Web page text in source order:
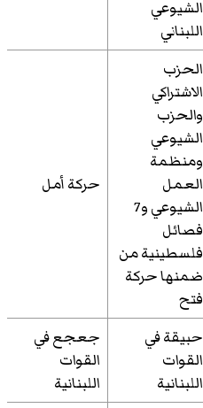
الشيوعي
اللبناني
الحزب
الاشتراكي
والحزب
الشيوعي
ومنظمة
العمل
الشيوعي و7
فصائل
فلسطينية من
ضمنها حركة
فتح
حركة أمل
حبيقة في
القوات
اللبنانية
جعجع في
القوات
اللبنانية